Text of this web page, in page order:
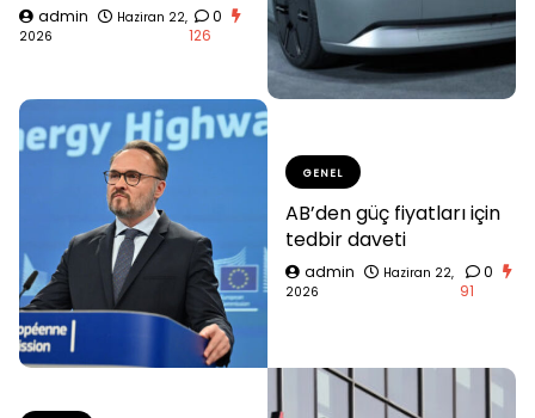
admin
Haziran 22,
2026
0
126
GENEL
AB’den güç fiyatları için
tedbir daveti
admin
Haziran 22,
2026
0
91